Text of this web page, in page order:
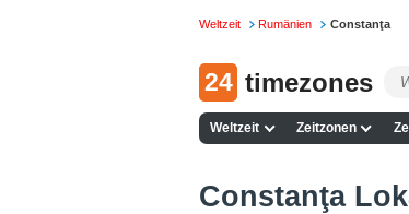
Weltzeit Rumänien Constanţa
24 timezones
Weltzeit Zeitzonen
Constanţa